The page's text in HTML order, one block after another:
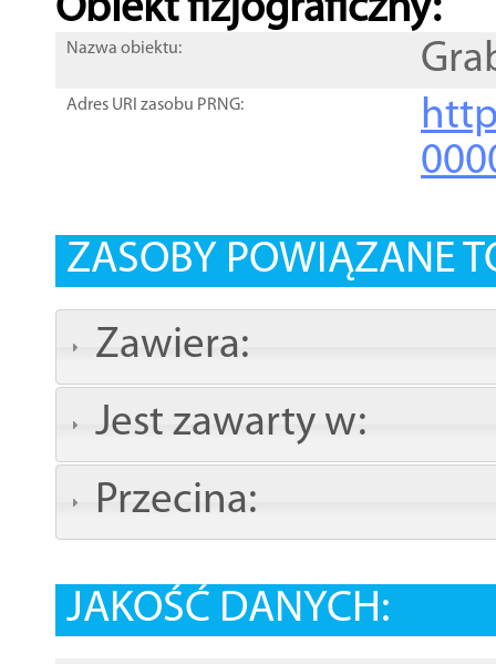
Obiekt fizjograficzny:
Nazwa obiektu:
Adres URI zasobu PRNG:
ZASOBY POWIĄZANE
Zawiera:
Jest zawarty w:
Przecina:
JAKOŚĆ DANYCH: